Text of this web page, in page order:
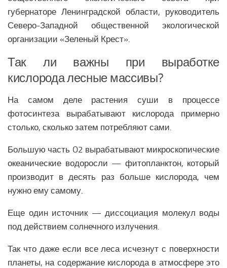
Экономика Ближнего Востока
Медицина Ближнего Востока
Общество Ближнего Востока
ЕВРОПЕЙСКИЙ СОЮЗ
Аналитика Еврозоны
Вооружение Еврозоны
История развития Европейского Союза
Политика Еврозоны
Религия Еврозоны
Экономика Еврозоны
Климат Еврозоны
Наука Еврозоны
губернаторе Ленинградской области, руководитель
Северо-Западной общественной экологической
организации «Зеленый Крест».
Так ли важны при выработке
кислорода лесные массивы?
На самом деле растения суши в процессе
фотосинтеза вырабатывают кислорода примерно
столько, сколько затем потребляют сами.
Большую часть O2 вырабатывают микроскопические
океанические водоросли — фитопланктон, который
производит в десять раз больше кислорода, чем
нужно ему самому.
Еще один источник — диссоциация молекул воды
под действием солнечного излучения.
Так что даже если все леса исчезнут с поверхности
планеты, на содержание кислорода в атмосфере это